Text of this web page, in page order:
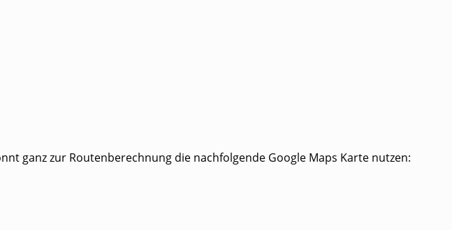
ganz zur Routenberechnung die nachfolgende Google Maps Karte nutzen: